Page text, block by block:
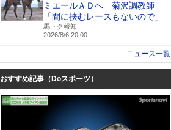
ミエールＡＤへ 菊沢調教師
「間に挟むレースもないので」
馬トク報知
2026/8/6 20:00
ニュース一覧
おすすめ記事（Doスポーツ）